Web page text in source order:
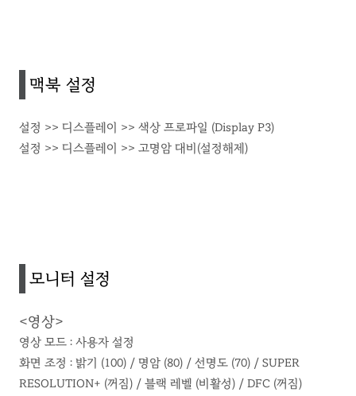
맥북 설정
설정 >> 디스플레이 >> 색상 프로파일 (Display P3)
설정 >> 디스플레이 >> 고명암 대비(설정해제)
모니터 설정
<영상>
영상 모드 : 사용자 설정
화면 조정 : 밝기 (100) / 명암 (80) / 선명도 (70) / SUPER
RESOLUTION+ (꺼짐) / 블랙 레벨 (비활성) / DFC (꺼짐)